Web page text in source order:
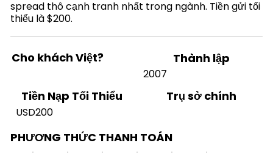
spread thô cạnh tranh nhất trong ngành. Tiền gửi tối
thiểu là $200.
Cho khách Việt? Thành lập
2007
Tiền Nạp Tối Thiểu
USD200
Trụ sở chính
PHƯƠNG THỨC THANH TOÁN